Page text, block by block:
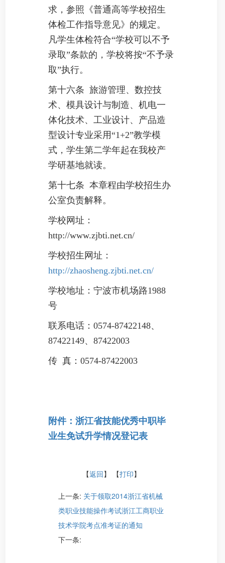
求，参照《普通高等学校招生
体检工作指导意见》的规定。
凡学生体检符合“学校可以不予
录取”条款的，学校将按“不予录
取”执行。
第十六条 旅游管理、数控技
术、模具设计与制造、机电一
体化技术、工业设计、产品造
型设计专业采用“1+2”教学模
式，学生第二学年起在我校产
学研基地就读。
第十七条 本章程由学校招生办
公室负责解释。
学校网址：
http://www.zjbti.net.cn/
学校招生网址：
http://zhaosheng.zjbti.net.cn/
学校地址：宁波市机场路1988
号
联系电话：0574-87422148、
87422149、87422003
传 真：0574-87422003
附件： 浙江省技能优秀中职毕
业生免试升学情况登记表
【返回】 【打印】
上一条: 关于领取2014浙江省机械
类职业技能操作考试浙江工商职业
技术学院考点准考证的通知
下一条: